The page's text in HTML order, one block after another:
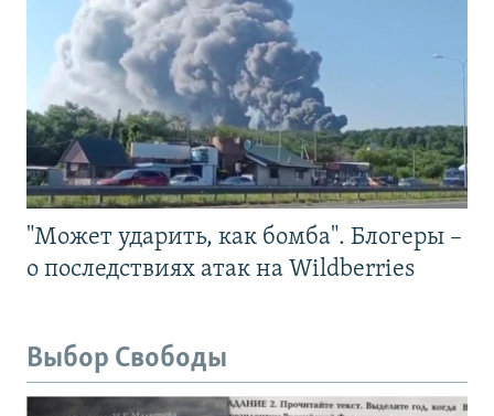
"Может ударить, как бомба". Блогеры –
о последствиях атак на Wildberries
Выбор Свободы